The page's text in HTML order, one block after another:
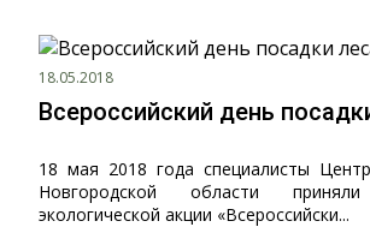
18.05.2018
Всероссийский день
18 мая 2018 года специалисты
Новгородской области
экологической акции «Всероссийски...